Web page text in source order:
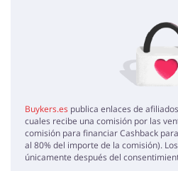
Coolmod es una tienda para gamers
Buykers.es publica enlaces de
cuales recibe una comisión por las
comisión para financiar Cashback
al 80% del importe de la comisión).
únicamente después del